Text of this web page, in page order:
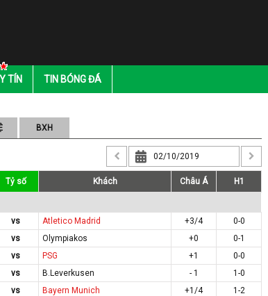
TÍN TIN BÓNG ĐÁ
BXH
Tỷ số Khách Châu Á H1
vs Atletico Madrid +3/4
0-0
vs Olympiakos +0
0-1
vs PSG +1
0-0
vs B.Leverkusen - 1
1-0
vs Bayern Munich +1/4
1-2